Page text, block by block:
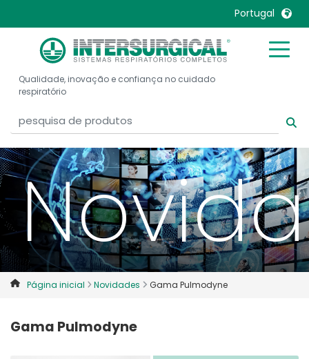
Portugal
United Kingdom
United States
België, Nederlands
Belgique, Français
Canada, English
Canada, Français
China
Colombia
Denmark
Deutschland
France
Malaysia
Mexico
Nederlands
Norway
Portugal
Russia
Qualidade, inovação e confiança no cuidado
respiratório
Página inicial Novidades Gama Pulmodyne
Gama Pulmodyne